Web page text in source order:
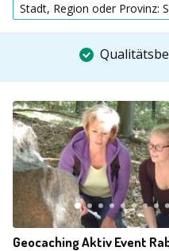
Stadt, Region oder Provinz:
Geocaching Aktiv Event